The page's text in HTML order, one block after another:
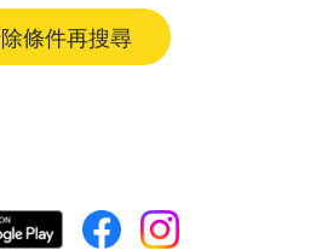
條件再搜尋